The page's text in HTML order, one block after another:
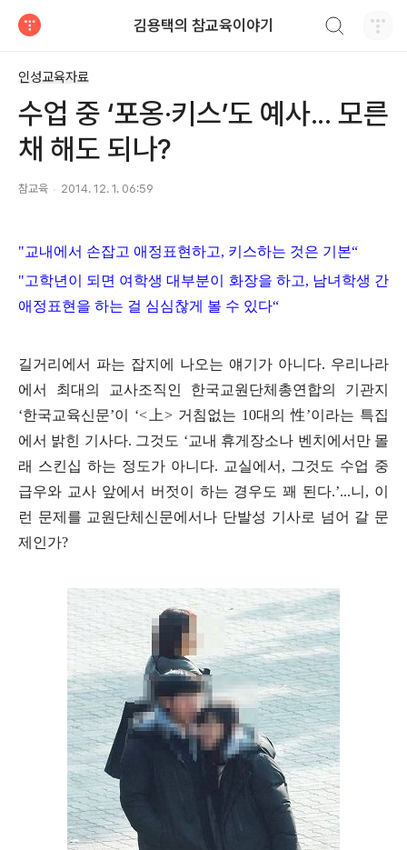
김용택의 참교육이야기
인성교육자료
수업 중 ‘포옹·키스’도 예사... 모른
채 해도 되나?
참교육 2014. 12. 1. 06:59
"교내에서 손잡고 애정표현하고, 키스하는 것은 기본“
"고학년이 되면 여학생 대부분이 화장을 하고, 남녀학생 간
애정표현을 하는 걸 심심찮게 볼 수 있다“
길거리에서 파는 잡지에 나오는 얘기가 아니다. 우리나라
에서 최대의 교사조직인 한국교원단체총연합의 기관지
‘한국교육신문’이 ‘<上> 거침없는 10대의性’이라는 특집
에서 밝힌 기사다. 그것도 ‘교내 휴게장소나 벤치에서만 몰
래 스킨십 하는 정도가 아니다. 교실에서 , 그것도 수업 중
급우와 교사 앞에서 버젓이 하는 경우도 꽤 된다.’...니, 이
런 문제를 교원단체신문에서나 단발성 기사로 넘어 갈 문
제인가?